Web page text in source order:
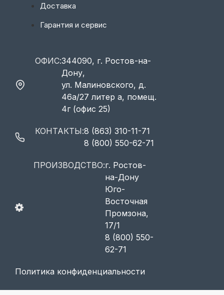
Доставка
Гарантия и сервис
ОФИС:344090, г. Ростов-на-
Дону,
ул. Малиновского, д.
46а/27 литер а, помещ.
4г (офис 25)
КОНТАКТЫ:8 (863) 310-11-71
8 (800) 550-62-71
ПРОИЗВОДСТВО:г. Ростов-
на-Дону
Юго-
Восточная
Промзона,
17/1
8 (800) 550-
62-71
Политика конфиденциальности